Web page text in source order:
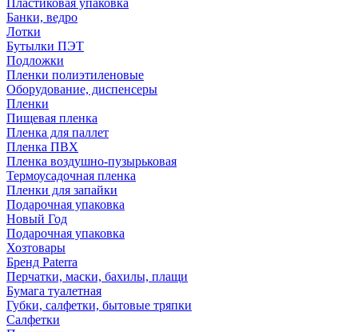
Пластиковая упаковка
Банки, ведро
Лотки
Бутылки ПЭТ
Подложки
Пленки полиэтиленовые
Оборудование, диспенсеры
Пленки
Пищевая пленка
Пленка для паллет
Пленка ПВХ
Пленка воздушно-пузырьковая
Термоусадочная пленка
Пленки для запайки
Подарочная упаковка
Новый Год
Подарочная упаковка
Хозтовары
Бренд Paterra
Перчатки, маски, бахилы, плащи
Бумага туалетная
Губки, салфетки, бытовые тряпки
Салфетки